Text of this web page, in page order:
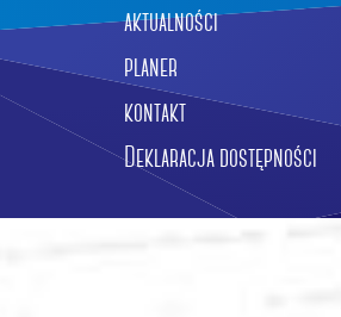
aktualności
planer
kontakt
Deklaracja dostępności